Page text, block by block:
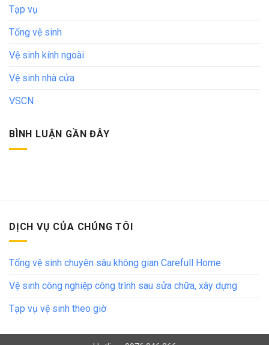
Tạp vụ
Tổng vệ sinh
Vệ sinh kính ngoài
Vệ sinh nhà cửa
VSCN
BÌNH LUẬN GẦN ĐÂY
DỊCH VỤ CỦA CHÚNG TÔI
Tổng vệ sinh chuyên sâu không gian Carefull Home
Vệ sinh công nghiệp công trình sau sửa chữa, xây dựng
Tạp vụ vệ sinh theo giờ